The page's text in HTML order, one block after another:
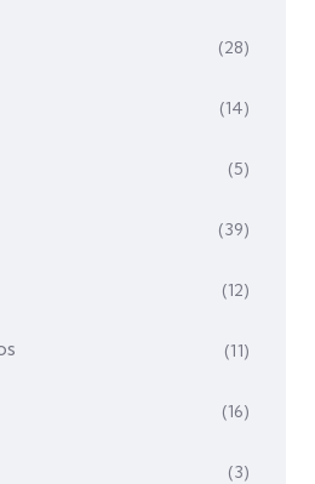
(28)
(14)
(5)
(39)
(12)
(11)
(16)
(3)